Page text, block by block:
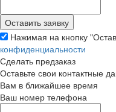
Нажимая на кнопку
конфиденциальности
Сделать предзаказ
Оставьте свои контактные
Вам в ближайшее время
Ваш номер телефона